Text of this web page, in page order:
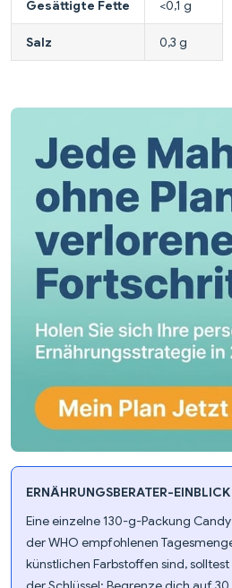
Gesättigte Fette <0,1 g
Salz 0,3 g
ERNÄHRUNGSBERATER-EINBLICK
Eine einzelne 130-g-Packung
der WHO empfohlenen
künstlichen Farbstoffen sind,